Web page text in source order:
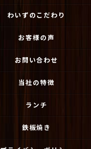
わいずのこだわり
お客様の声
お問い合わせ
当社の特徴
ランチ
鉄板焼き